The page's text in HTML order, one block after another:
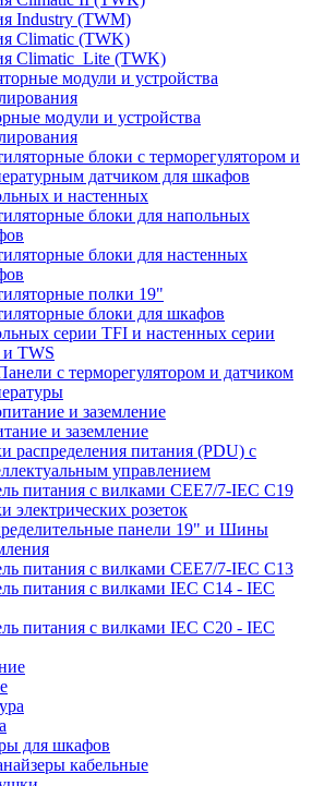
Industry (TWM)
Climatic (TWK)
Climatic_Lite (TWK)
модули и устройства
блоки с терморегулятором и
датчиком для шкафов
и настенных
блоки для напольных
блоки для настенных
полки 19"
блоки для шкафов
серии TFI и настенных серии
TWS
с терморегулятором и датчиком
и заземление
распределения питания (PDU) с
управлением
питания с вилками CEE7/7-IEC C19
электрических розеток
панели 19" и Шины
питания с вилками CEE7/7-IEC C13
питания с вилками IEC C14 - IEC
питания с вилками IEC C20 - IEC
для шкафов
кабельные